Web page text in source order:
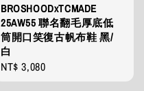
BROSHOODxTCMADE
25AW55 聯名翻毛厚底低
筒開口笑復古帆布鞋 黑/
白
Regular
price
NT$ 3,080